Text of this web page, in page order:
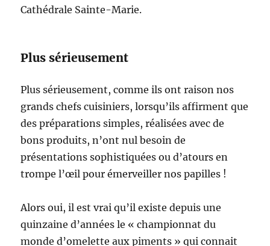
Cathédrale Sainte-Marie.
Plus sérieusement
Plus sérieusement, comme ils ont raison nos
grands chefs cuisiniers, lorsqu’ils affirment que
des préparations simples, réalisées avec de
bons produits, n’ont nul besoin de
présentations sophistiquées ou d’atours en
trompe l’œil pour émerveiller nos papilles !
Alors oui, il est vrai qu’il existe depuis une
quinzaine d’années le « championnat du
monde d’omelette aux piments » qui connait